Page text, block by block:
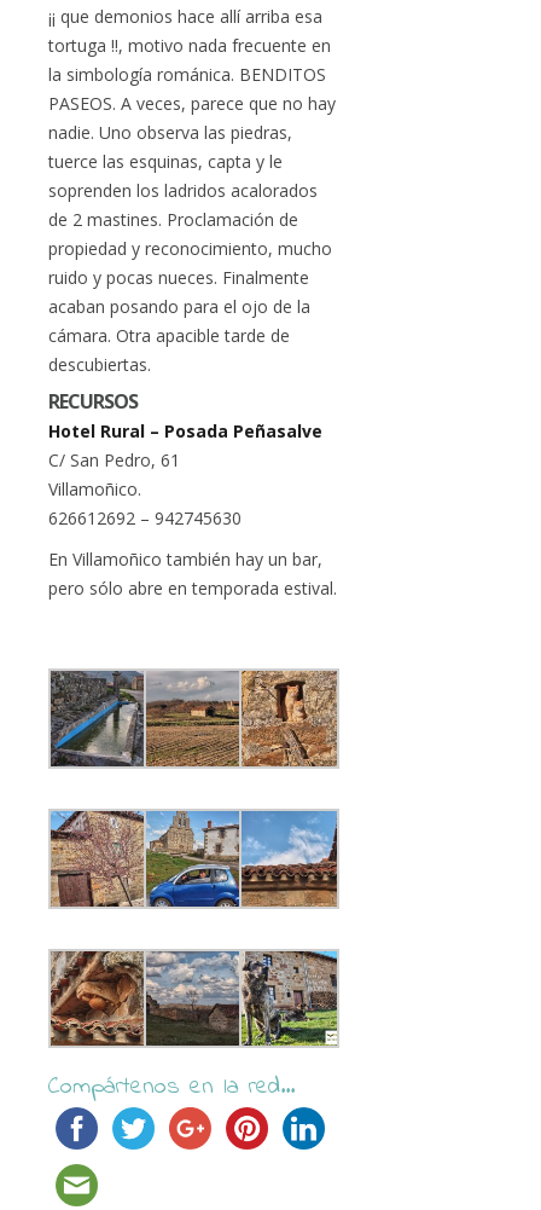
¡¡ que demonios hace allí arriba esa
tortuga !!, motivo nada frecuente en
la simbología románica. BENDITOS
PASEOS. A veces, parece que no hay
nadie. Uno observa las piedras,
tuerce las esquinas, capta y le
soprenden los ladridos acalorados
de 2 mastines. Proclamación de
propiedad y reconocimiento, mucho
ruido y pocas nueces. Finalmente
acaban posando para el ojo de la
cámara. Otra apacible tarde de
descubiertas.
RECURSOS
Hotel Rural – Posada Peñasalve
C/ San Pedro, 61
Villamoñico.
626612692 – 942745630
En Villamoñico también hay un bar,
pero sólo abre en temporada estival.
Compártenos en la red...